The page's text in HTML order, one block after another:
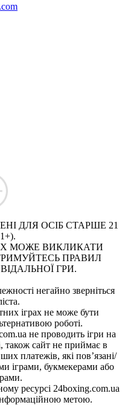
ДЛЯ ОСІБ СТАРШЕ 21
МОЖЕ ВИКЛИКАТИ
ПРАВИЛ
ГРИ.
негайно зверніться
іграх не може бути
роботі.
не проводить ігри на
також сайт не приймає в
платежів, які пов’язані/
іграми, букмекерами або
ресурсі 24boxing.com.ua
метою.